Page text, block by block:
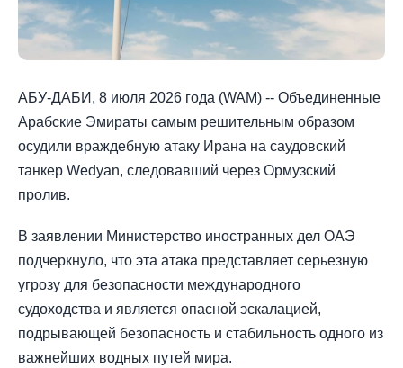
АБУ-ДАБИ, 8 июля 2026 года (WAM) -- Объединенные
Арабские Эмираты самым решительным образом
осудили враждебную атаку Ирана на саудовский
танкер Wedyan, следовавший через Ормузский
пролив.
В заявлении Министерство иностранных дел ОАЭ
подчеркнуло, что эта атака представляет серьезную
угрозу для безопасности международного
судоходства и является опасной эскалацией,
подрывающей безопасность и стабильность одного из
важнейших водных путей мира.